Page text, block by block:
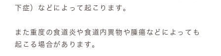
下症）などによって起こります。
また重度の食道炎や食道内異物や腫瘍などによっても
起こる場合があります。